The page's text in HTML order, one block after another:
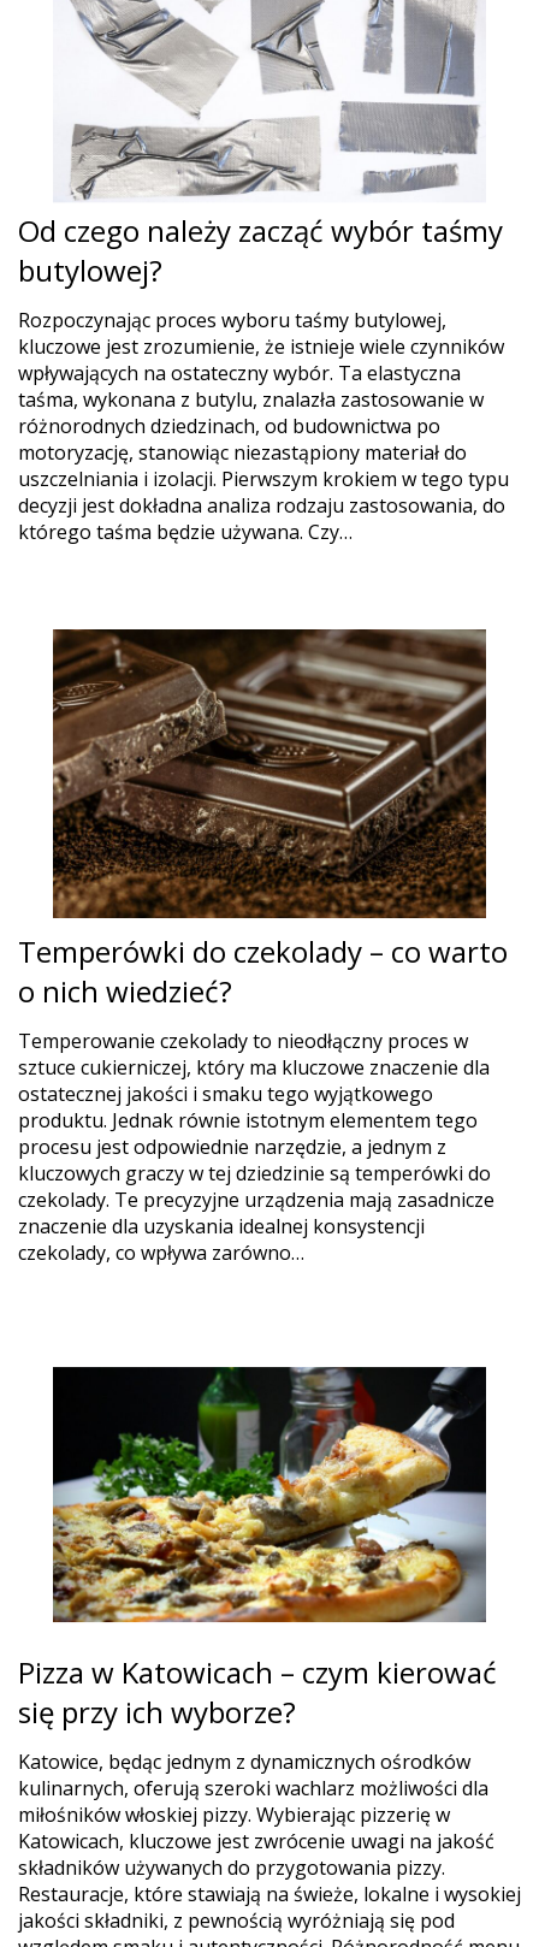
Od czego należy zacząć wybór taśmy
butylowej?
Rozpoczynając proces wyboru taśmy butylowej,
kluczowe jest zrozumienie, że istnieje wiele czynników
wpływających na ostateczny wybór. Ta elastyczna
taśma, wykonana z butylu, znalazła zastosowanie w
różnorodnych dziedzinach, od budownictwa po
motoryzację, stanowiąc niezastąpiony materiał do
uszczelniania i izolacji. Pierwszym krokiem w tego typu
decyzji jest dokładna analiza rodzaju zastosowania, do
którego taśma będzie używana. Czy…
Temperówki do czekolady – co warto
o nich wiedzieć?
Temperowanie czekolady to nieodłączny proces w
sztuce cukierniczej, który ma kluczowe znaczenie dla
ostatecznej jakości i smaku tego wyjątkowego
produktu. Jednak równie istotnym elementem tego
procesu jest odpowiednie narzędzie, a jednym z
kluczowych graczy w tej dziedzinie są temperówki do
czekolady. Te precyzyjne urządzenia mają zasadnicze
znaczenie dla uzyskania idealnej konsystencji
czekolady, co wpływa zarówno…
Pizza w Katowicach – czym kierować
się przy ich wyborze?
Katowice, będąc jednym z dynamicznych ośrodków
kulinarnych, oferują szeroki wachlarz możliwości dla
miłośników włoskiej pizzy. Wybierając pizzerię w
Katowicach, kluczowe jest zwrócenie uwagi na jakość
składników używanych do przygotowania pizzy.
Restauracje, które stawiają na świeże, lokalne i wysokiej
jakości składniki, z pewnością wyróżniają się pod